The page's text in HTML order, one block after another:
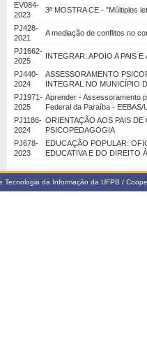
EV084-
2023
3ª MOSTRA CE - "Múltiplos
PJ428-
2021
A mediação de conflitos no
PJ1662-
2025
INTEGRAR: APOIO A PAIS
PJ440-
2024
ASSESSORAMENTO
INTEGRAL NO MUNICÍPIO
PJ1971-
2025
Aprender - Assessoramento
Federal da Paraíba - EEBAS/
PJ1186-
2024
ORIENTAÇÃO AOS PAIS
PSICOPEDAGOGIA
PJ678-
2023
EDUCAÇÃO POPULAR:
EDUCATIVA E DO DIREITO
Tecnologia da Informação da UFPB /